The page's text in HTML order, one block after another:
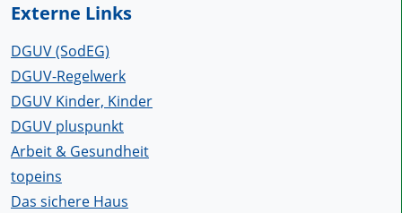
Externe Links
DGUV (SodEG)
DGUV-Regelwerk
DGUV Kinder, Kinder
DGUV pluspunkt
Arbeit & Gesundheit
topeins
Das sichere Haus